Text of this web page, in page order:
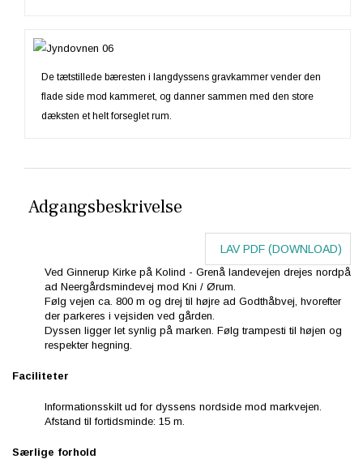
De tætstillede bæresten i langdyssens gravkammer vender den
flade side mod kammeret, og danner sammen med den store
dæksten et helt forseglet rum.
Adgangsbeskrivelse
LAV PDF (DOWNLOAD)
Ved Ginnerup Kirke på Kolind - Grenå landevejen drejes nordpå
ad Neergårdsmindevej mod Kni / Ørum.
Følg vejen ca. 800 m og drej til højre ad Godthåbvej, hvorefter
der parkeres i vejsiden ved gården.
Dyssen ligger let synlig på marken. Følg trampesti til højen og
respekter hegning.
Faciliteter
Informationsskilt ud for dyssens nordside mod markvejen.
Afstand til fortidsminde: 15 m.
Særlige forhold